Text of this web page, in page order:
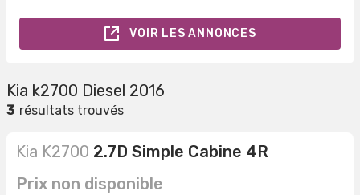
VOIR LES ANNONCES
Kia k2700 Diesel 2016
3 résultats trouvés
Kia K2700 2.7D Simple Cabine 4R
Prix non disponible